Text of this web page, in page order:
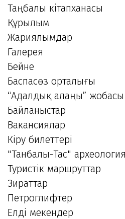
Таңбалы кітапханасы
Құрылым
Жариялымдар
Галерея
Бейне
Баспасөз орталығы
“Адалдық алаңы” жобасы
Байланыстар
Вакансиялар
Кіру билеттері
"Танбалы-Тас"
Туристік маршруттар
Зираттар
Петроглифтер
Елді мекендер